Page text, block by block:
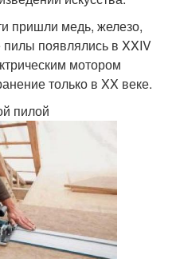
пришли медь, железо,
появлялись в XXIV
мотором
только в XX веке.
пилой